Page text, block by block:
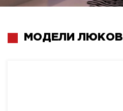
МОДЕЛИ ЛЮКОВ